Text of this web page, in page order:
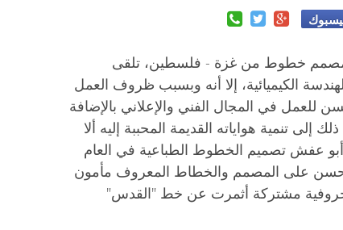
خطوط من غزة - فلسطين، تلقى
الكيميائية، إلا أنه وبسبب ظروف العمل
في المجال الفني والإعلاني بالإضافة
تنمية هواياته القديمة المحببة إليه ألا
عفش تصميم الخطوط الطباعية في العام
سنة 2001 تعرف حسن على المصمم والخطاط المعروف مأمون
حروفية مشتركة أثمرت عن خط "القدس"